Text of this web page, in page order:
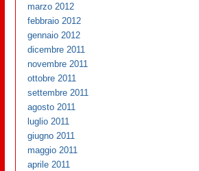
marzo 2012
febbraio 2012
gennaio 2012
dicembre 2011
novembre 2011
ottobre 2011
settembre 2011
agosto 2011
luglio 2011
giugno 2011
maggio 2011
aprile 2011